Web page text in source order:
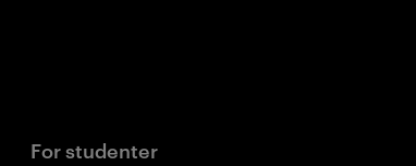
For studenter